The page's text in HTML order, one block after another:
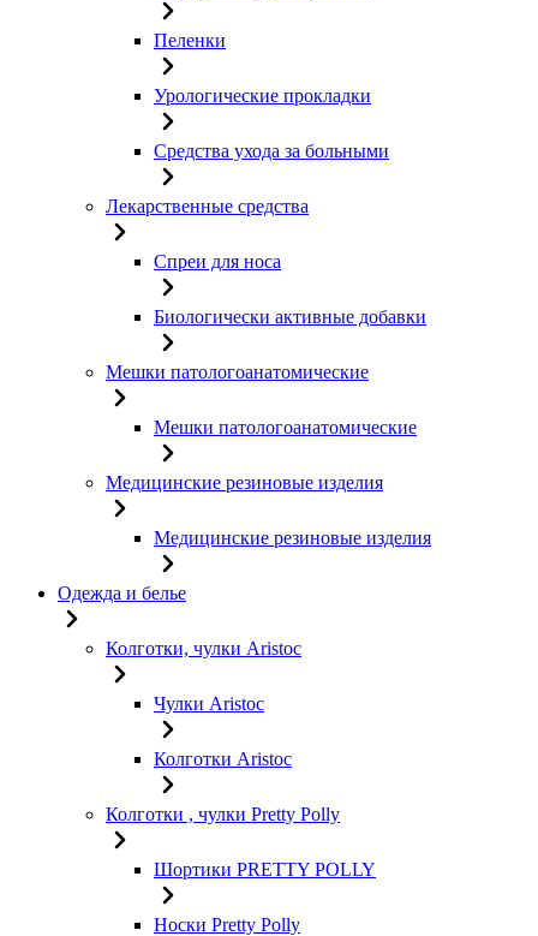
Пеленки
Урологические прокладки
Средства ухода за больными
Лекарственные средства
Спреи для носа
Биологически активные добавки
Мешки патологоанатомические
Мешки патологоанатомические
Медицинские резиновые изделия
Медицинские резиновые изделия
Одежда и белье
Колготки, чулки Aristoc
Чулки Aristoc
Колготки Aristoc
Колготки , чулки Pretty Polly
Шортики PRETTY POLLY
Носки Pretty Polly